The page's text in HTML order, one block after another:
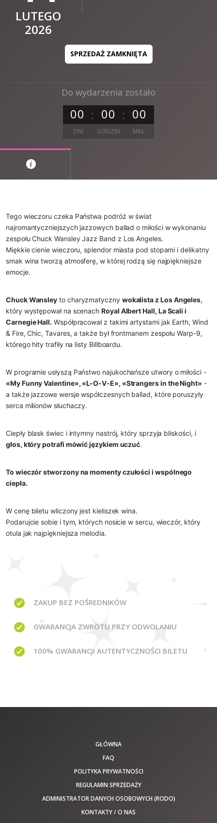
Do wydarzenia zostało
00 00 00
DNI GODZIN MIN.
LUTEGO
2026
SPRZEDAŻ ZAMKNIĘTA
Tego wieczoru czeka Państwa podróż w świat
najromantyczniejszych jazzowych ballad o miłości w wykonaniu
zespołu Chuck Wansley Jazz Band z Los Angeles.
Miękkie cienie wieczoru, splendor miasta pod stopami i delikatny
smak wina tworzą atmosferę, w której rodzą się najpiękniejsze
emocje.
Chuck Wansley to charyzmatyczny wokalista z Los Angeles,
który występował na scenachRoyal Albert Hall, La Scali i
Carnegie Hall. Współpracował z takimi artystami jak Earth, Wind
& Fire, Chic, Tavares, a także był frontmanem zespołu Warp-9,
którego hity trafiły na listy Billboardu.
W programie usłyszą Państwo najukochańsze utwory o miłości -
«My Funny Valentine», «L-O-V-E», «Strangers in the Night» -
a także jazzowe wersje współczesnych ballad, które poruszyły
serca milionów słuchaczy.
Ciepły blask świec i intymny nastrój, który sprzyja bliskości, i
głos, który potrafi mówić językiem uczuć.
To wieczór stworzony na momenty czułości i wspólnego
ciepła.
W cenę biletu wliczony jest kieliszek wina.
Podarujcie sobie i tym, których nosicie w sercu, wieczór, który
otula jak najpiękniejsza melodia.
ZAKUP BEZ POŚREDNIKÓW
GWARANCJA ZWROTU PRZY ODWOLANIU
100% GWARANCJI AUTENTYCZNOŚCI BILETU
GŁÓWNA
FAQ
POLITYKA PRYWATNOŚCI
REGULAMIN SPRZEDAŻY
ADMINISTRATOR DANYCH OSOBOWYCH (RODO)
KONTAKTY / O NAS